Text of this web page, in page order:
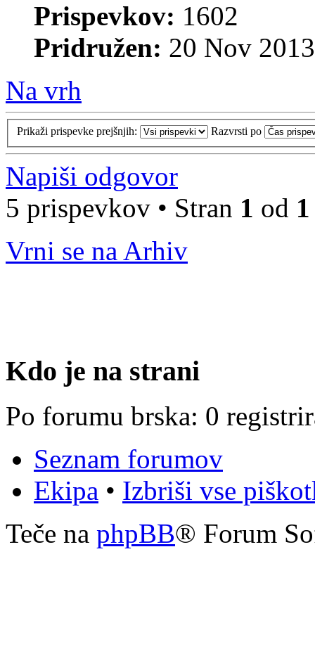
Prispevkov: 1602
Pridružen: 20 Nov
Na vrh
Prikaži prispevke prejšnjih: Razvrsti po
Napiši odgovor
5 prispevkov • Stran 1 od 1
Vrni se na Arhiv
Kdo je na strani
Po forumu brska: 0
Seznam forumov
Ekipa • Izbriši vse
Teče na phpBB® Forum